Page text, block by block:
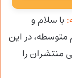
با سلام و
در این
منتشران را